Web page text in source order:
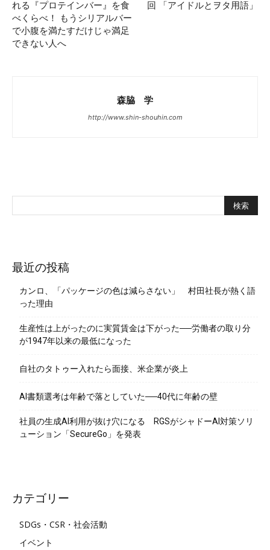
れる『プロテインバー』を食
べくらべ！ もうシリアルバー
で小腹を満たすだけじゃ満足
できない人へ
回 「アイドルとヲタ用語」
森脇 学
http://www.shin-shouhin.com
最近の投稿
カンロ、「パッケージの色は減らさない」 村田社長が熱く語
った理由
生産性は上がったのに実質賃金は下がった──労働者の取り分
が1947年以来の最低になった
自社のタトゥー入れたら面接、米企業が炎上
AI書類選考は年齢で落としていた──40代に年齢の壁
社員の生成AI利用が抜け穴になる RGSがシャドーAI対策ソリ
ューション「SecureGo」を発表
カテゴリー
SDGs・CSR・社会活動
イベント